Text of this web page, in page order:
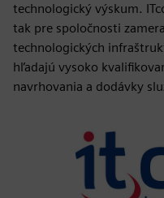
technologický výskum.
tak pre spoločnosti
technologických
hľadajú vysoko
navrhovania a dodávky